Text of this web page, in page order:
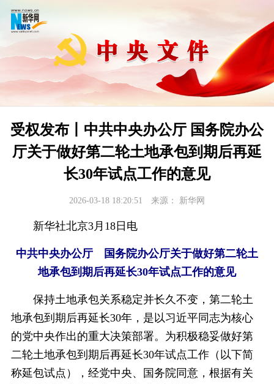
受权发布丨中共中央办公厅 国务院办公
厅关于做好第二轮土地承包到期后再延
长30年试点工作的意见
2026-03-18 18:20:51 来源： 新华网
新华社北京3月18日电
中共中央办公厅 国务院办公厅关于做好第二轮土
地承包到期后再延长30年试点工作的意见
保持土地承包关系稳定并长久不变，第二轮土
地承包到期后再延长30年，是以习近平同志为核心
的党中央作出的重大决策部署。为积极稳妥做好第
二轮土地承包到期后再延长30年试点工作（以下简
称延包试点），经党中央、国务院同意，根据有关